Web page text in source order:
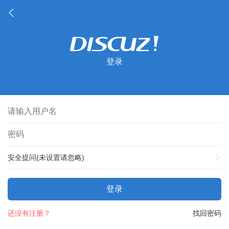
登录
安全提问(未设置请忽略)
登录
找回密码
还没有注册？